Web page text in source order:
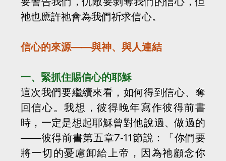
祂也應許祂會為我們祈求信心。
信心的來源——與神、與人連結
一、緊抓住賜信心的耶穌
這次我們要繼續來看，如何得到信心、奪
回信心。我想，彼得晚年寫作彼得前書
時，一定是想起耶穌曾對他說過、做過的
——彼得前書第五章7-11節說：「你們要
將一切的憂慮卸給上帝，因為祂顧念你